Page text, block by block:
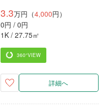
3.3万円（4,000円）
0円 / 0円
1K / 27.75㎡
360°VIEW
詳細へ